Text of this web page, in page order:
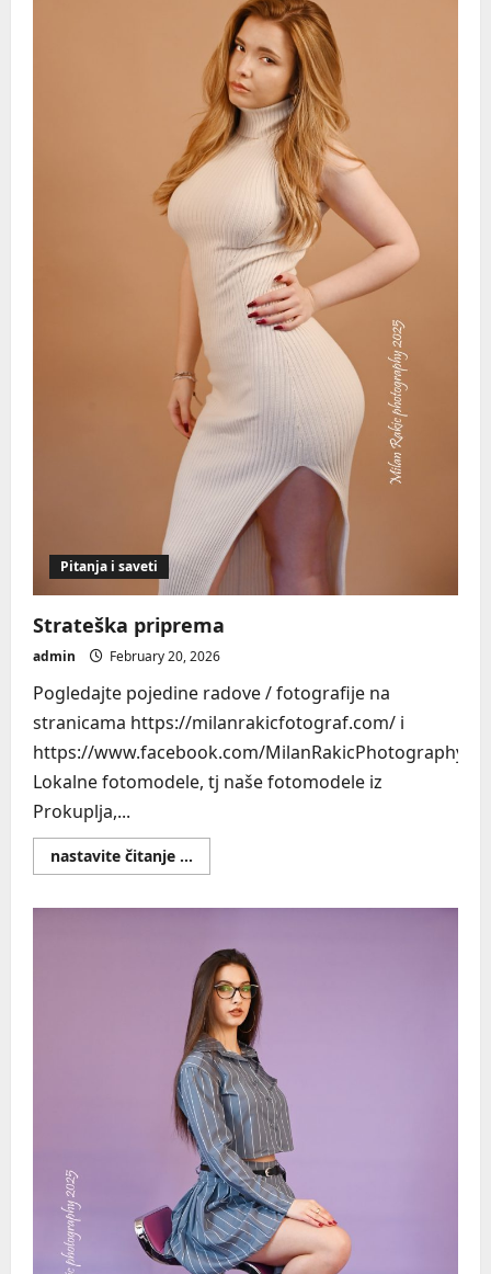
Pitanja i saveti
Strateška priprema
admin February 20, 2026
Pogledajte pojedine radove / fotografije na
stranicama https://milanrakicfotograf.com/ i
https://www.facebook.com/MilanRakicPhotography
Lokalne fotomodele, tj naše fotomodele iz
Prokuplja,...
nastavite čitanje ...
more